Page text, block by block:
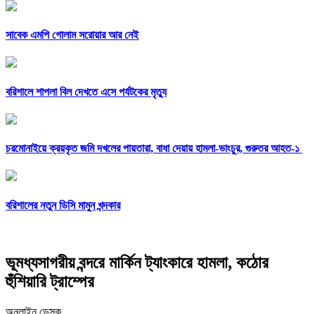
সাবেক এমপি গোলাম সরোয়ার আর নেই
বরিশালে শাপলা বিল দেখতে এসে পর্যটকের মৃত্যু
চরমোনাইয়ে ক্রয়কৃত জমি দখলের পায়তারা, বাধা দেয়ায় হামলা-ভাংচুর, গুরুতর আহত-১
বরিশালের নতুন ডিসি মামুন খন্দকার
ভূমধ্যসাগরীয় বন্দরে মার্কিন ট্যাংকারে হামলা, কঠোর
হুঁশিয়ারি ট্রাম্পের
অনলাইন ডেস্ক